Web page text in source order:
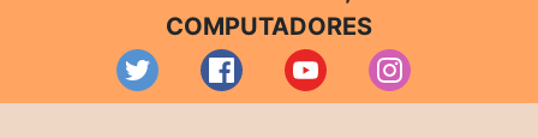
COMPUTADORES